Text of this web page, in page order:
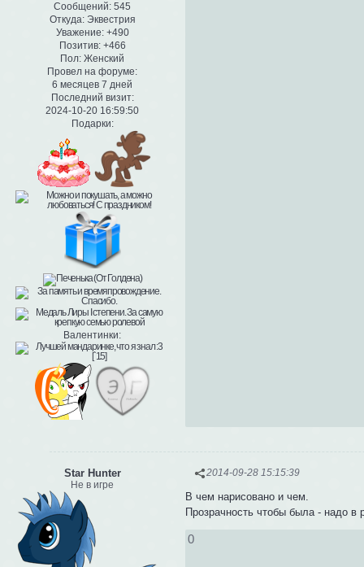
Сообщений: 545
Откуда: Эквестрия
Уважение: +490
Позитив: +466
Пол: Женский
Провел на форуме:
6 месяцев 7 дней
Последний визит:
2024-10-20 16:59:50
Подарки:
Валентинки:
2014-09-28 15:15:39
Star Hunter
Не в игре
В чем нарисовано и чем.
Прозрачность чтобы была - надо в
0